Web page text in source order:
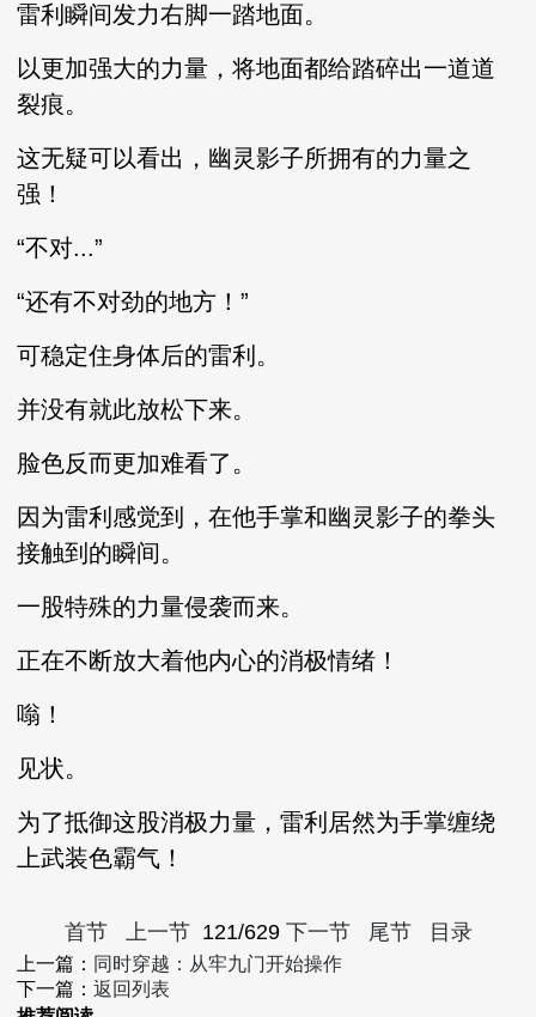
雷利瞬间发力右脚一踏地面。
以更加强大的力量，将地面都给踏碎出一道道
裂痕。
这无疑可以看出，幽灵影子所拥有的力量之
强！
“不对...”
“还有不对劲的地方！”
可稳定住身体后的雷利。
并没有就此放松下来。
脸色反而更加难看了。
因为雷利感觉到，在他手掌和幽灵影子的拳头
接触到的瞬间。
一股特殊的力量侵袭而来。
正在不断放大着他内心的消极情绪！
嗡！
见状。
为了抵御这股消极力量，雷利居然为手掌缠绕
上武装色霸气！
首节 上一节 121/629 下一节 尾节 目录
上一篇： 同时穿越：从牢九门开始操作
下一篇：返回列表